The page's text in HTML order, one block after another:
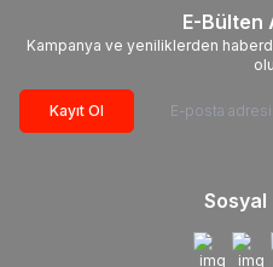
E-Bülten
Kampanya ve yeniliklerden
Kayıt Ol
Sosyal